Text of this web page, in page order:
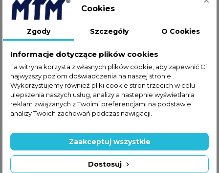
Jeżeli nie znalazłeś interesującej
Cię części w ofercie online,
zapraszamy do kontaktu
telefonicznego lub za
pośrednictwem formularza
kontaktowego.
+48 22 228 72 89
+48 570 507 070
Cookies
Zgody Szczegóły O Cookies
Informacje dotyczące plików cookies
Ta witryna korzysta z własnych plików cookie, aby zapewnić Ci
najwyższy poziom doświadczenia na naszej stronie .
Wykorzystujemy również pliki cookie stron trzecich w celu
ulepszenia naszych usług, analizy a nastepnie wyświetlania
reklam związanych z Twoimi preferencjami na podstawie
analizy Twoich zachowań podczas nawigacji.
Dostosuj
Zaakceptuj wszystkie